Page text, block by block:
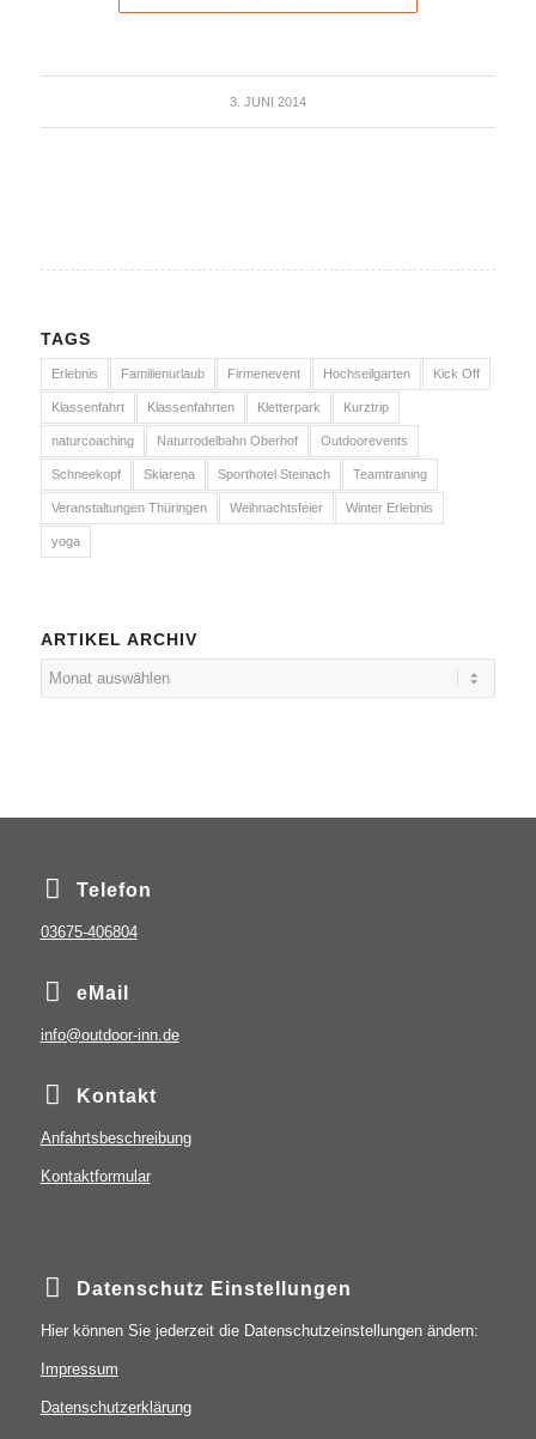
3. JUNI 2014
TAGS
Erlebnis Familienurlaub Firmenevent Hochseilgarten Kick Off
Klassenfahrt Klassenfahrten Kletterpark Kurztrip
naturcoaching Naturrodelbahn Oberhof Outdoorevents
Schneekopf Skiarena Sporthotel Steinach Teamtraining
Veranstaltungen Thüringen Weihnachtsfeier Winter Erlebnis
yoga
ARTIKEL ARCHIV
Telefon
03675-406804
eMail
info@outdoor-inn.de
Kontakt
Anfahrtsbeschreibung
Kontaktformular
Datenschutz Einstellungen
Hier können Sie jederzeit die Datenschutzeinstellungen ändern:
Impressum
Datenschutzerklärung